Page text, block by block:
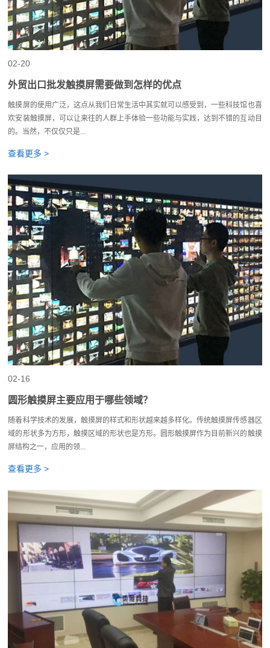
02-20
外贸出口批发触摸屏需要做到怎样的优点
触摸屏的使用广泛，这点从我们日常生活中其实就可以感受到，一些科技馆也喜
欢安装触摸屏，可以让来往的人群上手体验一些功能与实践，达到不错的互动目
的。当然，不仅仅只是...
查看更多 >
02-16
圆形触摸屏主要应用于哪些领域？
随着科学技术的发展，触摸屏的样式和形状越来越多样化。传统触摸屏传感器区
域的形状多为方形，触摸区域的形状也是方形。圆形触摸屏作为目前新兴的触摸
屏结构之一，应用的领...
查看更多 >